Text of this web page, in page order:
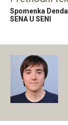
Spomenka
SENA U SENI